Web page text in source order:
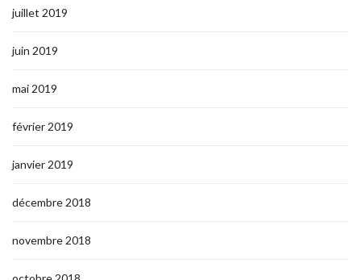
juillet 2019
juin 2019
mai 2019
février 2019
janvier 2019
décembre 2018
novembre 2018